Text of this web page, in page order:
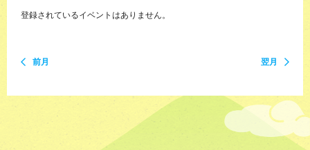
登録されているイベントはありません。
前月 翌月